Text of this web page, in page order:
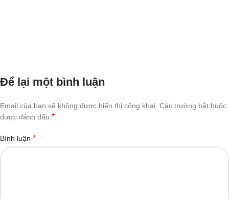
Để lại một bình luận
Email của bạn sẽ không được hiển thị công khai. Các trường bắt buộc
được đánh dấu *
Bình luận *